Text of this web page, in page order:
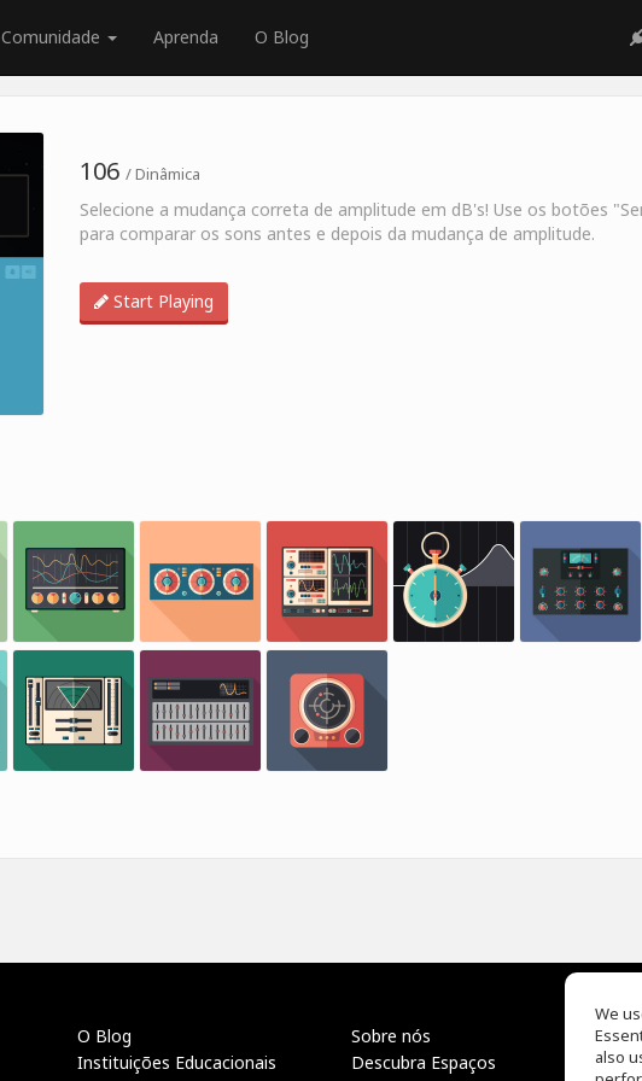
Comunidade Aprenda O Blog
106 / Dinâmica
Selecione a mudança correta de amplitude em dB's! Use os botões
para comparar os sons antes e depois da mudança de amplitude.
Start Playing
O Blog
Instituições Educacionais
Sobre nós
Descubra Espaços
We
also